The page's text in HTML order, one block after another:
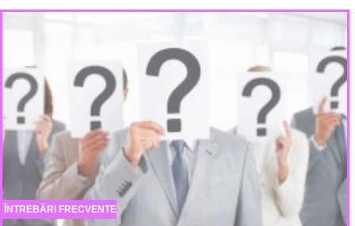
ÎNTREBĂRI FRECVENTE